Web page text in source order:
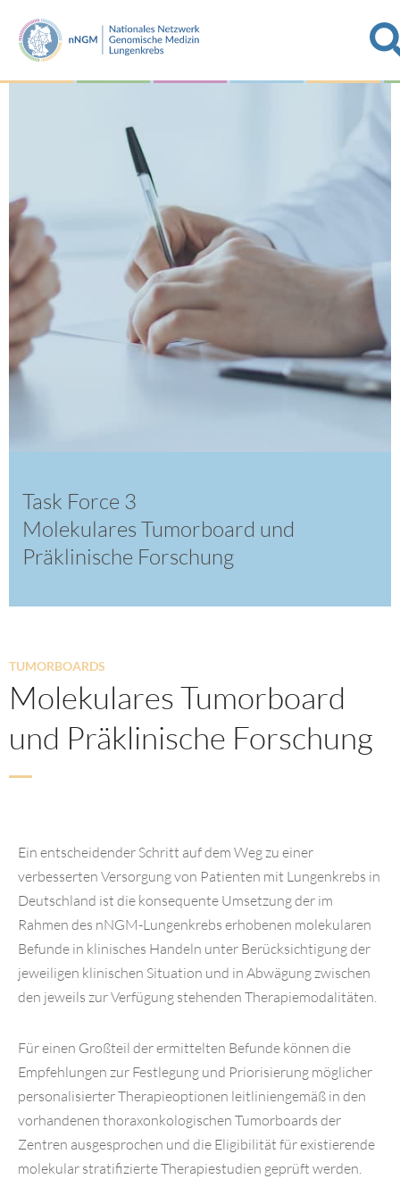
Task Force 3
Molekulares Tumorboard und
Präklinische Forschung
TUMORBOARDS
Molekulares Tumorboard
und Präklinische Forschung
Ein entscheidender Schritt auf dem Weg zu einer
verbesserten Versorgung von Patienten mit Lungenkrebs in
Deutschland ist die konsequente Umsetzung der im
Rahmen des nNGM-Lungenkrebs erhobenen molekularen
Befunde in klinisches Handeln unter Berücksichtigung der
jeweiligen klinischen Situation und in Abwägung zwischen
den jeweils zur Verfügung stehenden Therapiemodalitäten.
Für einen Großteil der ermittelten Befunde können die
Empfehlungen zur Festlegung und Priorisierung möglicher
personalisierter Therapieoptionen leitliniengemäß in den
vorhandenen thoraxonkologischen Tumorboards der
Zentren ausgesprochen und die Eligibilität für existierende
molekular stratifizierte Therapiestudien geprüft werden.